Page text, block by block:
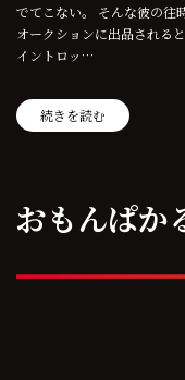
でてこない。 そんな彼の往
オークションに出品される
イントロッ…
続きを読む
おもんぱか